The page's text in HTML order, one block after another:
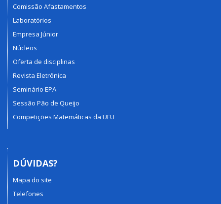
Comissão Afastamentos
Laboratórios
Empresa Júnior
Núcleos
Oferta de disciplinas
Revista Eletrônica
Seminário EPA
Sessão Pão de Queijo
Competições Matemáticas da UFU
DÚVIDAS?
Mapa do site
Telefones